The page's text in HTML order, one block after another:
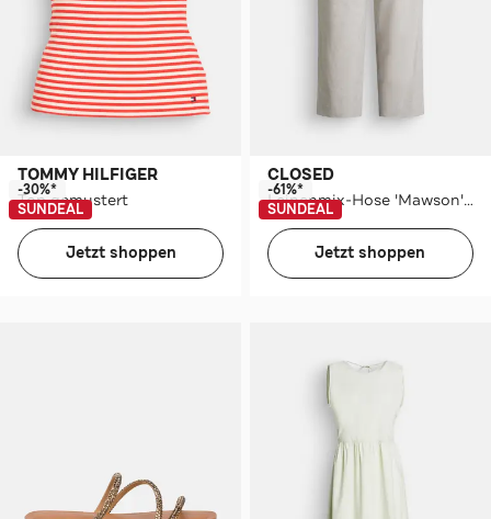
TOMMY HILFIGER
Top gemustert
-30%*
SUNDEAL
Jetzt shoppen
CLOSED
Leinenmix-Hose 'Mawson' greige
-61%*
SUNDEAL
Jetzt shoppen